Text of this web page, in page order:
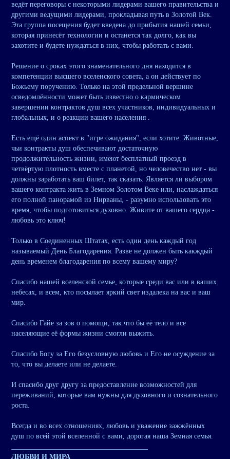
ведёт переговоры с некоторыми лидерами вашего правительства и
другими ведущими лидерами, прокладывая путь в Золотой Век.
Эта группа посещения будет введена до прибытия нашей семьи,
которая принесёт технологии и останется так долго, как вы
захотите и будете нуждаться в них, чтобы работать с вами.
Решение о сроках этого знаменательного дня находится в
компетенции высшего вселенского совета, а он действует по
Божьему поручению. Только на этой предельной вершине
осведомлённости может быть известно о кармическом
завершении контрактов душ всех участников, индивидуальных и
глобальных, и о реакции вашего населения .
Есть ещё один аспект в "игре ожидания", если хотите. Животные,
чьи контракты душ обеспечивают достаточную
продолжительность жизни, имеют бесплатный проезд в
четвёртую плотность вместе с планетой, но человечество нет - вы
должны заработать ваш билет, так сказать. Является ли выбором
вашего контракта жить в Земном Золотом Веке или, наслаждаться
его полной панорамой из Нирваны, - разумно использовать это
время, чтобы подготовиться духовно. Живите от вашего сердца -
любовь это ключ!
Только в Соединенных Штатах, есть один день каждый год
называемый День Благодарения. Разве не должен быть какждый
день временем благодарения по всему вашему миру?
Спасибо нашей вселенской семье, которые среди вас или в ваших
небесах, и всем, кто посылает яркий свет издалека на вас и ваш
мир.
Спасибо Гайе за зов о помощи, так что бы её тело и все
населяющие её формы жизни смогли выжить.
Спасибо Богу за Его безусловную любовь и Его не осуждение за
то, что вы делаете или не делаете.
И спасибо друг другу за предоставление возможностей для
переживаний, которые вам нужны для духовного и сознательного
роста.
Всегда и во всех отношениях, любовь и уважение зажжённых
душ по всей этой вселенной с вами, дорогая наша Земная семья.
ЛЮБВИ И МИРА